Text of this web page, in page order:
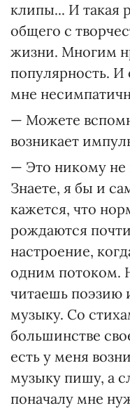
клипы... И такая
общего с
жизни. Многим
популярность. И
мне
— Можете
возникает
— Это никому не
Знаете, я бы и
кажется, что
рождаются
настроение,
одним потоком.
читаешь
музыку. Со
большинстве
есть у меня
музыку пишу, а
поначалу мне